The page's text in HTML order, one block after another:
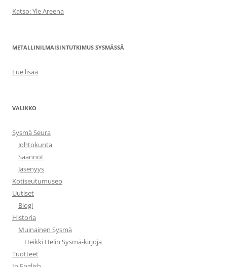
Katso: Yle Areena
METALLINILMAISINTUTKIMUS SYSMÄSSÄ
Lue lisää
VALIKKO
Sysmä Seura
Johtokunta
Säännöt
Jäsenyys
Kotiseutumuseo
Uutiset
Blogi
Historia
Muinainen Sysmä
Heikki Helin Sysmä-kirjoja
Tuotteet